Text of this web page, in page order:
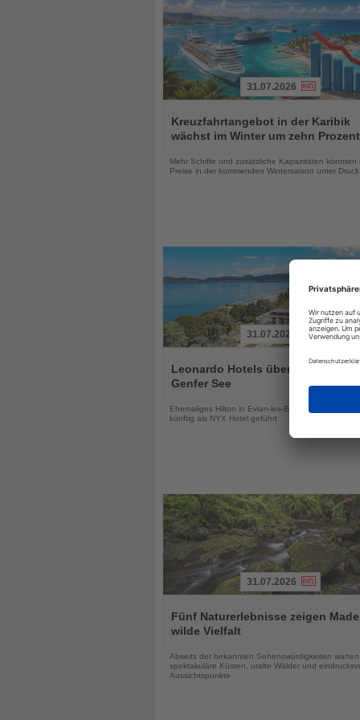
Sie
die
31.07.2026
Kreuzfahrtangebot in der Karibik
wächst im Winter um zehn Prozent
Mehr Schiffe und zusätzliche Kapazitäten könnten
Preise in der kommenden Wintersaison unter
Sie
die
31.07.2026
Leonardo Hotels übernimmt Hotel
Genfer See
Ehemaliges Hilton in Evian-les-Bains wird
künftig als NYX Hotel geführt
Sie
die
31.07.2026
Fünf Naturerlebnisse zeigen
wilde Vielfalt
Abseits der bekannten Sehenswürdigkeiten warten
spektakuläre Küsten, uralte Wälder und
Aussichtspunkte